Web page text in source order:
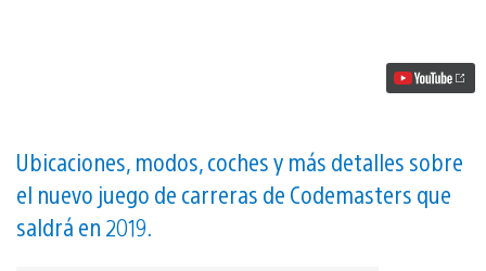
|
Llegará
a
Ubicaciones, modos, coches y más detalles sobre
el nuevo juego de carreras de Codemasters que
saldrá en 2019.